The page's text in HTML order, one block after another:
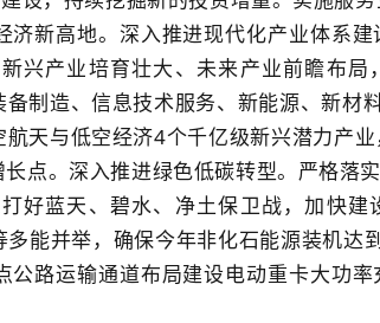
新高地。深入推进现代化产业体系
兴产业培育壮大、未来产业前瞻布局
制造、信息技术服务、新能源、新材
天与低空经济4个千亿级新兴潜力产
点。深入推进绿色低碳转型。严格落
好蓝天、碧水、净土保卫战，加快建
能并举，确保今年非化石能源装机达
路运输通道布局建设电动重卡大功